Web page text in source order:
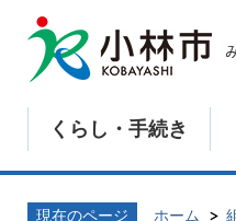
くらし・手続き
現在のページ ホーム